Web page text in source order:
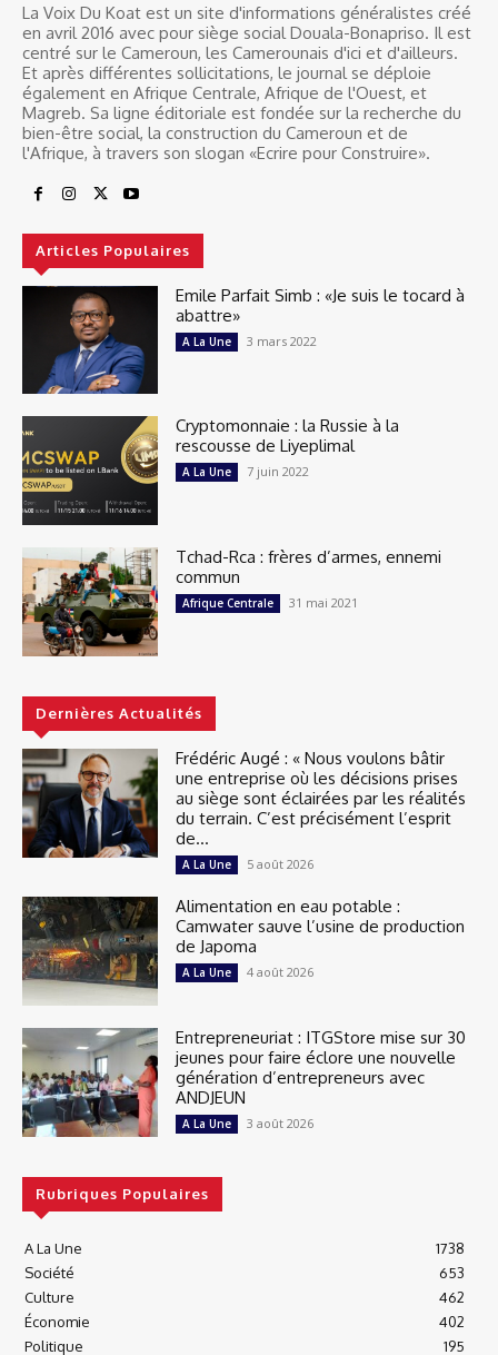
La Voix Du Koat est un site d'informations généralistes créé
en avril 2016 avec pour siège social Douala-Bonapriso. Il est
centré sur le Cameroun, les Camerounais d'ici et d'ailleurs.
Et après différentes sollicitations, le journal se déploie
également en Afrique Centrale, Afrique de l'Ouest, et
Magreb. Sa ligne éditoriale est fondée sur la recherche du
bien-être social, la construction du Cameroun et de
l'Afrique, à travers son slogan «Ecrire pour Construire».
Articles Populaires
Emile Parfait Simb : «Je suis le tocard à
abattre»
A La Une 3 mars 2022
Cryptomonnaie : la Russie à la
rescousse de Liyeplimal
A La Une 7 juin 2022
Tchad-Rca : frères d’armes, ennemi
commun
Afrique Centrale 31 mai 2021
Dernières Actualités
Frédéric Augé : « Nous voulons bâtir
une entreprise où les décisions prises
au siège sont éclairées par les réalités
du terrain. C’est précisément l’esprit
de...
A La Une 5 août 2026
Alimentation en eau potable :
Camwater sauve l’usine de production
de Japoma
A La Une 4 août 2026
Entrepreneuriat : ITGStore mise sur 30
jeunes pour faire éclore une nouvelle
génération d’entrepreneurs avec
ANDJEUN
A La Une 3 août 2026
Rubriques Populaires
A La Une
1738
Société
653
Culture
462
Économie
402
Politique
195